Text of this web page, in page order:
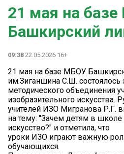
21 мая на
Башкирский
09:38 22.05.2026 16+
21 мая на базе МБОУ
им.Зиганшина С.Ш. состоялось
методического объединения
изобразительного искусства.
учителей ИЗО Мигранова Р.Г.
на тему: "Зачем детям в школе
искусство?" и отметила, что
уроки ИЗО играют важную
обучающихся.